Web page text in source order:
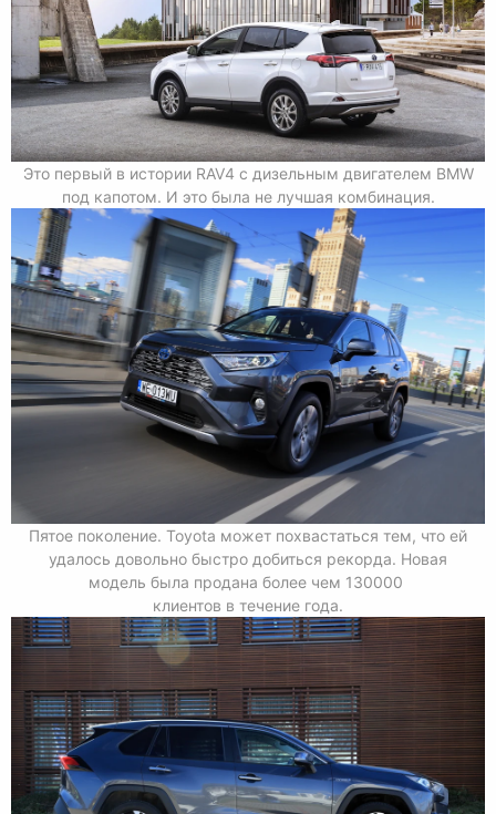
Это первый в истории RAV4 с дизельным двигателем BMW
под капотом. И это была не лучшая комбинация.
Пятое поколение. Toyota может похвастаться тем, что ей
удалось довольно быстро добиться рекорда. Новая
модель была продана более чем 130000
клиентов в течение года.